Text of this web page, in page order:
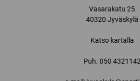
Vasarakatu 25
40320 Jyväskylä
Katso kartalla
Puh. 050 4321142